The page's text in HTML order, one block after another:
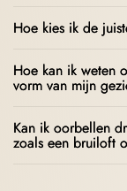
Hoe kies ik de
Hoe kan ik weten
vorm van mijn
Kan ik oorbellen
zoals een bruiloft